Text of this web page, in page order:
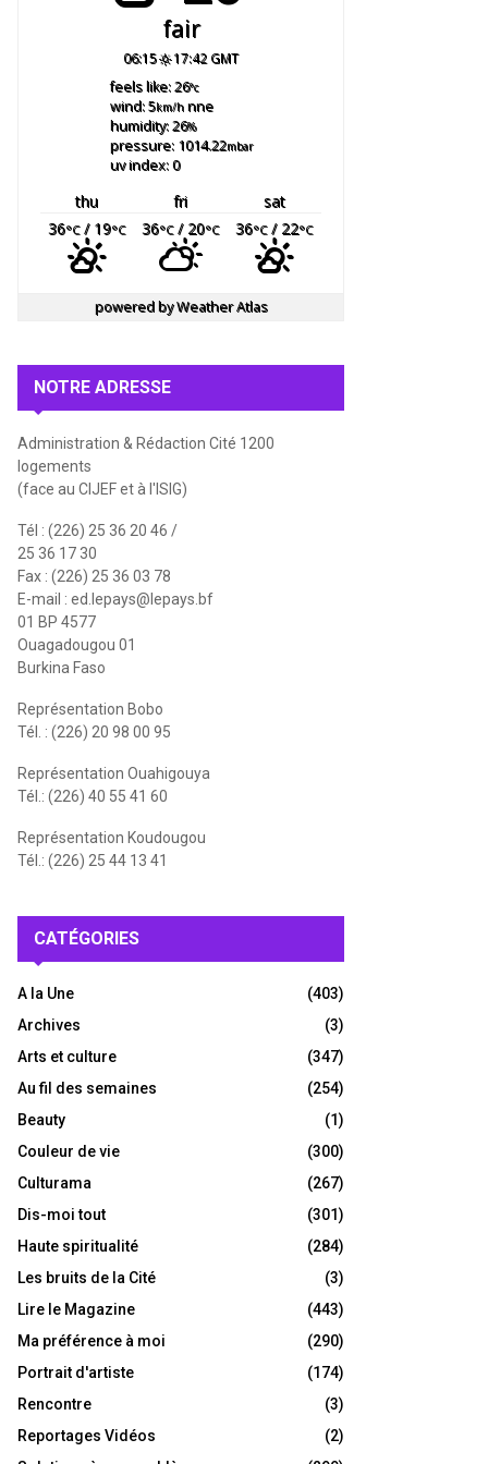
fair
06:15 17:42 GMT
feels like: 26°c
wind: 5km/hnne
humidity: 26%
pressure: 1014.22mbar
uv index: 0
thu fri
sat
36°C/ 19°C 36°C/ 20°C 36°C/ 22°C
powered byWeather Atlas
NOTRE ADRESSE
Administration & Rédaction Cité 1200
logements
(face au CIJEF et à l'ISIG)
Tél : (226) 25 36 20 46 /
25 36 17 30
Fax : (226) 25 36 03 78
E-mail : ed.lepays@lepays.bf
01 BP 4577
Ouagadougou 01
Burkina Faso
Représentation Bobo
Tél. : (226) 20 98 00 95
Représentation Ouahigouya
Tél.: (226) 40 55 41 60
Représentation Koudougou
Tél.: (226) 25 44 13 41
CATÉGORIES
A la Une
(403)
Archives
(3)
Arts et culture
(347)
Au fil des semaines
(254)
Beauty
(1)
Couleur de vie
(300)
Culturama
(267)
Dis-moi tout
(301)
Haute spiritualité
(284)
Les bruits de la Cité
(3)
Lire le Magazine
(443)
Ma préférence à moi
(290)
Portrait d'artiste
(174)
Rencontre
(3)
Reportages Vidéos
(2)